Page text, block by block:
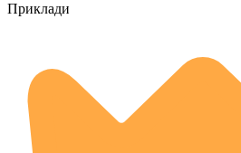
Приклади